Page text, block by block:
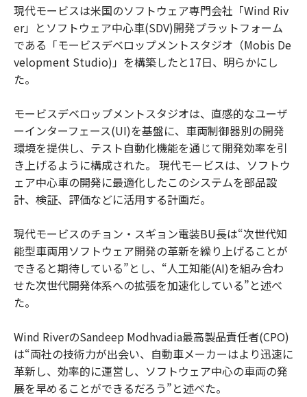
現代モービスは米国のソフトウェア専門会社「Wind Riv
er」とソフトウェア中心車(SDV)開発プラットフォーム
である「モービスデベロップメントスタジオ（Mobis De
velopment Studio)」を構築したと17日、明らかにし
た。
モービスデベロップメントスタジオは、直感的なユーザ
ーインターフェース(UI)を基盤に、車両制御器別の開発
環境を提供し、テスト自動化機能を通じて開発効率を引
き上げるように構成された。 現代モービスは、ソフトウ
ェア中心車の開発に最適化したこのシステムを部品設
計、検証、評価などに活用する計画だ。
現代モービスのチョン・スギョン電装BU長は“次世代知
能型車両用ソフトウェア開発の革新を繰り上げることが
できると期待している”とし、“人工知能(AI)を組み合わ
せた次世代開発体系への拡張を加速化している”と述べ
た。
Wind RiverのSandeep Modhvadia最高製品責任者(CPO)
は“両社の技術力が出会い、自動車メーカーはより迅速に
革新し、効率的に運営し、ソフトウェア中心の車両の発
展を早めることができるだろう”と述べた。